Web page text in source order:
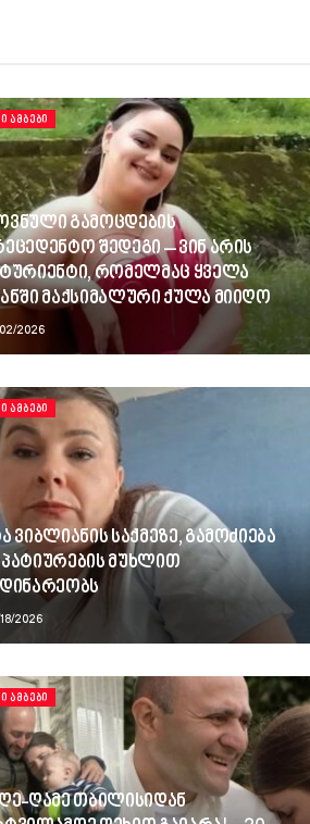
ᲐᲛᲑᲔᲑᲘ
გამოცდების
შედეგი – ვინ არის
რომელმაც ყველა
მაქსიმალური ქულა მიიღო
2026
ᲐᲛᲑᲔᲑᲘ
ვიბლიანის საქმეზე, გამოძიება
მუხლით
2026
ᲐᲛᲑᲔᲑᲘ
ღამე თბილისიდან